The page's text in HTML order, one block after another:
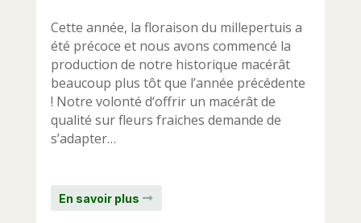
Cette année, la floraison du millepertuis a
été précoce et nous avons commencé la
production de notre historique macérât
beaucoup plus tôt que l’année précédente
! Notre volonté d‘offrir un macérât de
qualité sur fleurs fraiches demande de
s’adapter…
En savoir plus